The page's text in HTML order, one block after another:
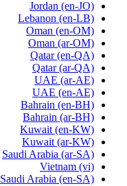
Jordan (en-JO)
Lebanon (en-LB)
Oman (en-OM)
Oman (ar-OM)
Qatar (en-QA)
Qatar (ar-QA)
UAE (ar-AE)
UAE (en-AE)
Bahrain (en-BH)
Bahrain (ar-BH)
Kuwait (en-KW)
Kuwait (ar-KW)
Saudi Arabia (ar-SA)
Vietnam (vi)
Saudi Arabia (en-SA)